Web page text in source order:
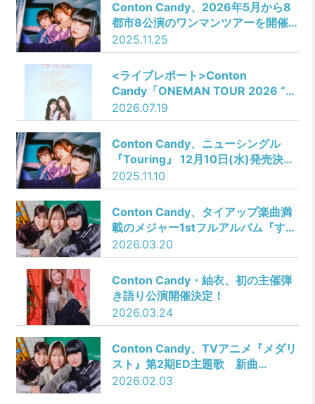
Conton Candy、2026年5月から8
都市8公演のワンマンツアーを開催
決定！
2025.11.25
<ライブレポート>Conton
Candy「ONEMAN TOUR 2026 “す
っぴん”」東京・Zepp Shinjuku
2026.07.19
Conton Candy、ニューシングル
『Touring』 12月10日(水)発売決
定！
2025.11.10
Conton Candy、タイアップ楽曲満
載のメジャー1stフルアルバム『すっ
ぴん』リリース決定！
2026.03.20
Conton Candy・紬衣、初の主催弾
き語り公演開催決定！
2026.03.24
Conton Candy、TVアニメ『メダリ
スト』第2期ED主題歌 新曲
「Rookies」 Music Video公開！
2026.02.03